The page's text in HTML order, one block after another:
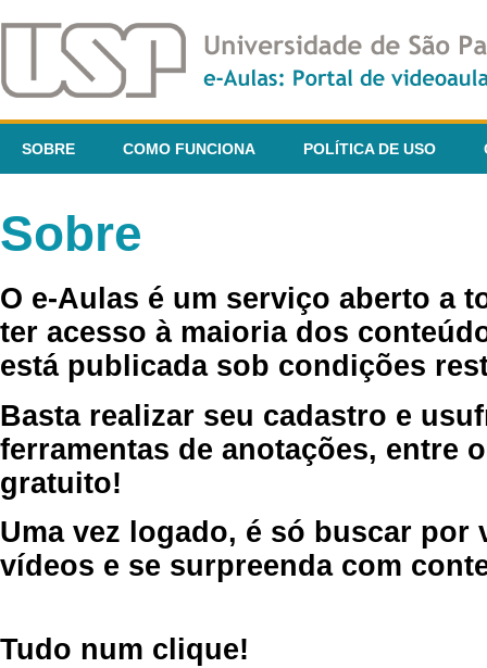
SOBRE COMO FUNCIONA POLÍTICA DE USO
Sobre
O e-Aulas é um serviço aberto a
ter acesso à maioria dos
está publicada sob condições
Basta realizar seu cadastro e
ferramentas de anotações, entre
gratuito!
Uma vez logado, é só buscar por
vídeos e se surpreenda com
Tudo num clique!